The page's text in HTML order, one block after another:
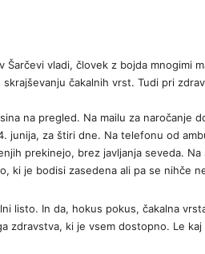
vladi, človek z bojda mnogimi
čakalnih vrst. Tudi pri
na pregled. Na mailu za naročanje
junija, za štiri dne. Na telefonu od
prekinejo, brez javljanja seveda.
ki je bodisi zasedena ali pa se nihče
listo. In da, hokus pokus, čakalna
zdravstva, ki je vsem dostopno. Le